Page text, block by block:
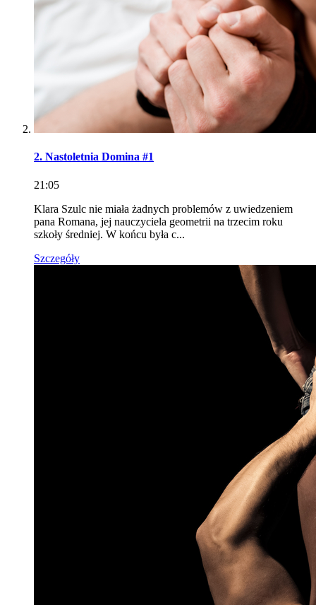
2. Nastoletnia Domina #1
21:05
Klara Szulc nie miała żadnych problemów z uwiedzeniem
pana Romana, jej nauczyciela geometrii na trzecim roku
szkoły średniej. W końcu była c...
Szczegóły